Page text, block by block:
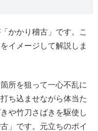
かかり稽古」です。こ
イメージして解説しま
所を狙って一心不乱に
ち込ませながら体当た
や竹刀さばきを駆使し
」です。元立ちのポイ